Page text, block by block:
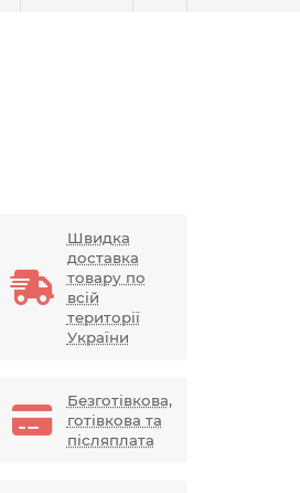
Швидка
доставка
товару по
всій
території
України
Безготівкова,
готівкова та
післяплата